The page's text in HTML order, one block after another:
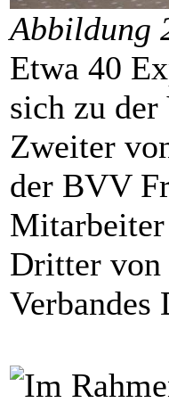
Abbildung
Etwa 40
sich zu der
Zweiter
der BVV
Dritter von
Verbandes